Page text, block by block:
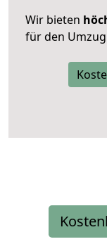
Wir bieten
für den